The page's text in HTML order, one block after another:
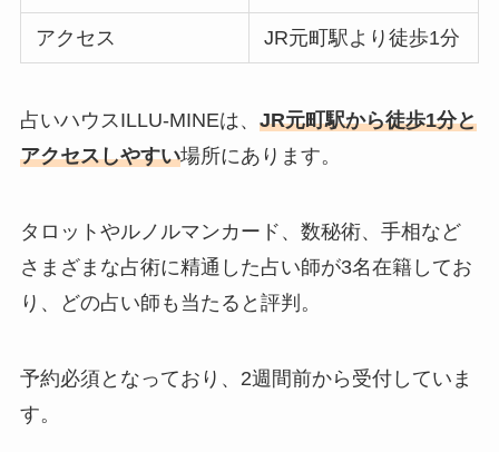
アクセス JR元町駅より徒歩1分
占いハウスILLU-MINEは、 JR元町駅から徒歩1分と
アクセスしやすい場所にあります。
タロットやルノルマンカード、数秘術、手相など
さまざまな占術に精通した占い師が3名在籍してお
り、どの占い師も当たると評判。
予約必須となっており、2週間前から受付していま
す。